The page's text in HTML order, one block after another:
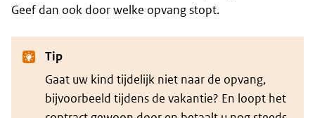
Geef dan ook door welke opvang stopt.
Tip
Gaat uw kind tijdelijk niet naar de opvang,
bijvoorbeeld tijdens de vakantie? En loopt het